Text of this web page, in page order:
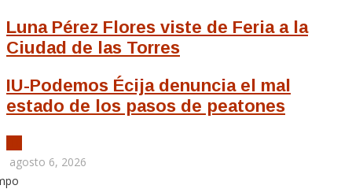
Luna Pérez Flores viste de Feria a la
Ciudad de las Torres
IU-Podemos Écija denuncia el mal
estado de los pasos de peatones
agosto 6, 2026